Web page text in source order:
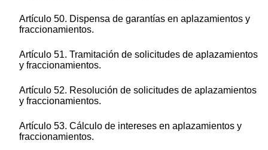
Artículo 50. Dispensa de garantías en aplazamientos y
fraccionamientos.
Artículo 51. Tramitación de solicitudes de aplazamientos
y fraccionamientos.
Artículo 52. Resolución de solicitudes de aplazamientos
y fraccionamientos.
Artículo 53. Cálculo de intereses en aplazamientos y
fraccionamientos.